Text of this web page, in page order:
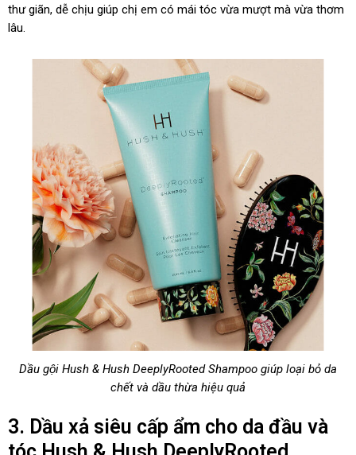
thư giãn, dễ chịu giúp chị em có mái tóc vừa mượt mà vừa thơm
lâu.
Dầu gội Hush & Hush DeeplyRooted Shampoo giúp loại bỏ da
chết và dầu thừa hiệu quả
3. Dầu xả siêu cấp ẩm cho da đầu và